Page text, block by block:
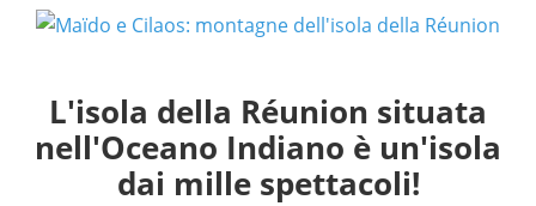
L'isola della Réunion situata
nell'Oceano Indiano è un'isola
dai mille spettacoli!